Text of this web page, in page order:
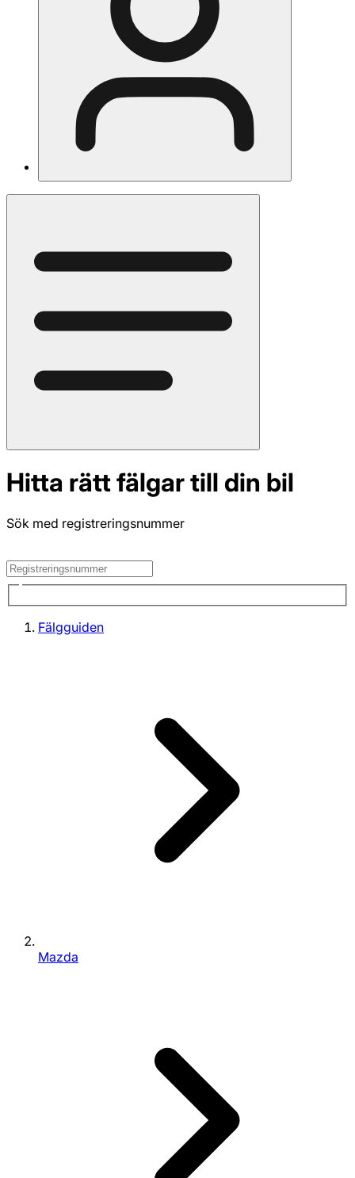
Hitta rätt fälgar till din bil
Sök med registreringsnummer
Fälgguiden
Mazda